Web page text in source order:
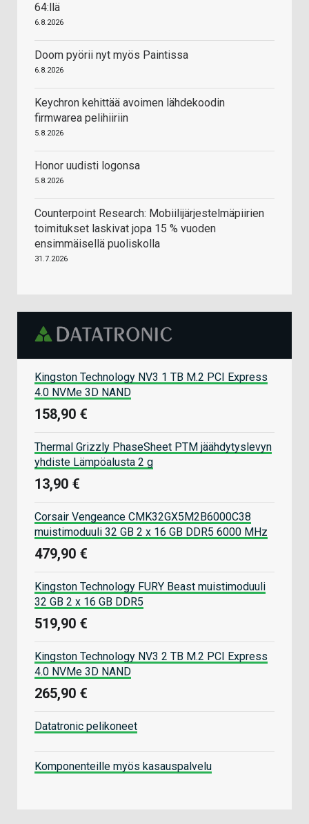
64:llä
6.8.2026
Doom pyörii nyt myös Paintissa
6.8.2026
Keychron kehittää avoimen lähdekoodin
firmwarea pelihiiriin
5.8.2026
Honor uudisti logonsa
5.8.2026
Counterpoint Research: Mobiilijärjestelmäpiirien
toimitukset laskivat jopa 15 % vuoden
ensimmäisellä puoliskolla
31.7.2026
Kingston Technology NV3 1 TB M.2 PCI Express
4.0 NVMe 3D NAND
158,90 €
Thermal Grizzly PhaseSheet PTM jäähdytyslevyn
yhdiste Lämpöalusta 2 g
13,90 €
Corsair Vengeance CMK32GX5M2B6000C38
muistimoduuli 32 GB 2 x 16 GB DDR5 6000 MHz
479,90 €
Kingston Technology FURY Beast muistimoduuli
32 GB 2 x 16 GB DDR5
519,90 €
Kingston Technology NV3 2 TB M.2 PCI Express
4.0 NVMe 3D NAND
265,90 €
Datatronic pelikoneet
Komponenteille myös kasauspalvelu